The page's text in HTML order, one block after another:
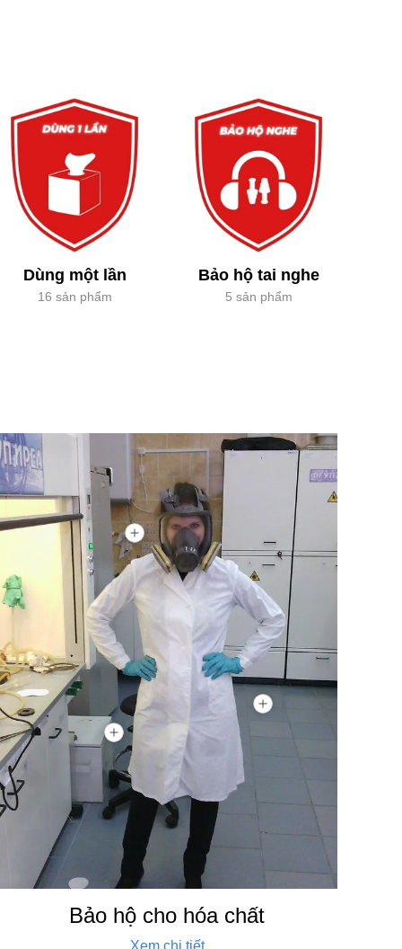
Dùng một lần
16 sản phẩm
Bảo hộ tai nghe
5 sản phẩm
Bảo hộ cho hóa chất